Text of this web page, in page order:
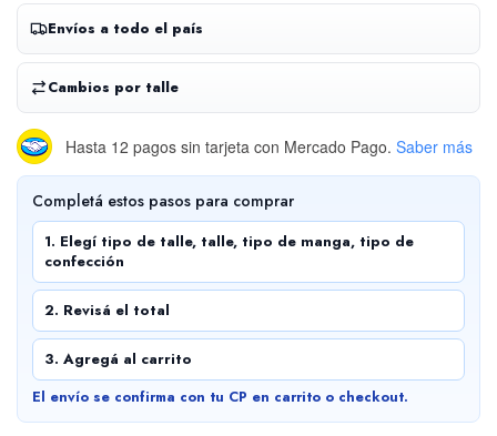
Envíos a todo el país
Cambios por talle
Hasta 12 pagos sin tarjeta con Mercado Pago. Saber más
Completá estos pasos para comprar
1. Elegí tipo de talle, talle, tipo de manga, tipo de
confección
2. Revisá el total
3. Agregá al carrito
El envío se confirma con tu CP en carrito o checkout.